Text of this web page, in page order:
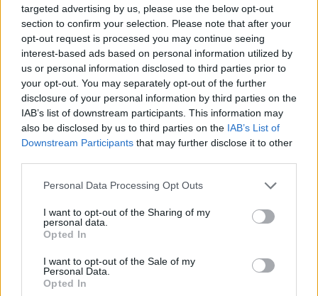
targeted advertising by us, please use the below opt-out
section to confirm your selection. Please note that after your
opt-out request is processed you may continue seeing
interest-based ads based on personal information utilized by
us or personal information disclosed to third parties prior to
your opt-out. You may separately opt-out of the further
disclosure of your personal information by third parties on the
IAB’s list of downstream participants. This information may
also be disclosed by us to third parties on the IAB’s List of
Downstream Participants that may further disclose it to other
Personal Data Processing Opt Outs
I want to opt-out of the Sharing of my
personal data.
Opted In
I want to opt-out of the Sale of my
Personal Data.
Opted In
Hasznos
Impresszum
Szerzői jogok
Adatvédelmi tájékoztató
Cookie-kezelési tájékoztató
Nyomtatott lapjaink archívuma
Médiaajánlat
Sütibeállítások